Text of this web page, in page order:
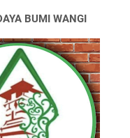
BUMI WANGI